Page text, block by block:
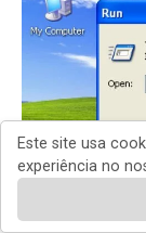
Utilizadores
Este site usa
experiência no